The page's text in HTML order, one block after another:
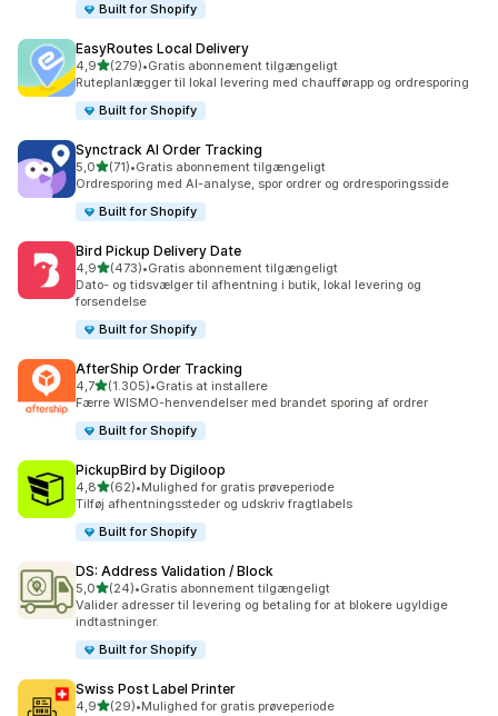
Built for Shopify
EasyRoutes Local Delivery
4,9ud af 5 stjerner
(279)
279 anmeldelser i alt
•Gratis abonnement tilgængeligt
Ruteplanlægger til lokal levering med chaufførapp og ordresporing
Built for Shopify
Synctrack AI Order Tracking
5,0ud af 5 stjerner
(71)
71 anmeldelser i alt
•Gratis abonnement tilgængeligt
Ordresporing med AI-analyse, spor ordrer og ordresporingsside
Built for Shopify
Bird Pickup Delivery Date
4,9ud af 5 stjerner
(473)
473 anmeldelser i alt
•Gratis abonnement tilgængeligt
Dato- og tidsvælger til afhentning i butik, lokal levering og
forsendelse
Built for Shopify
AfterShip Order Tracking
4,7ud af 5 stjerner
(1.305)
1305 anmeldelser i alt
•Gratis at installere
Færre WISMO-henvendelser med brandet sporing af ordrer
Built for Shopify
PickupBird by Digiloop
4,8ud af 5 stjerner
(62)
62 anmeldelser i alt
•Mulighed for gratis prøveperiode
Tilføj afhentningssteder og udskriv fragtlabels
Built for Shopify
DS: Address Validation / Block
5,0ud af 5 stjerner
(24)
24 anmeldelser i alt
•Gratis abonnement tilgængeligt
Valider adresser til levering og betaling for at blokere ugyldige
indtastninger.
Built for Shopify
Swiss Post Label Printer
4,9ud af 5 stjerner
(29)
29 anmeldelser i alt
•Mulighed for gratis prøveperiode